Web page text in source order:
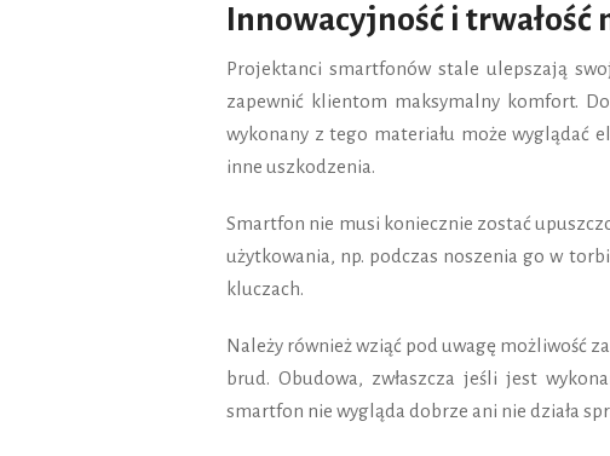
Innowacyjność i trwałość
Projektanci smartfonów stale ulepszają
zapewnić klientom maksymalny komfort.
wykonany z tego materiału może wyglądać
inne uszkodzenia.
Smartfon nie musi koniecznie zostać
użytkowania, np. podczas noszenia go w
kluczach.
Należy również wziąć pod uwagę możliwość
brud. Obudowa, zwłaszcza jeśli jest
smartfon nie wygląda dobrze ani nie działa